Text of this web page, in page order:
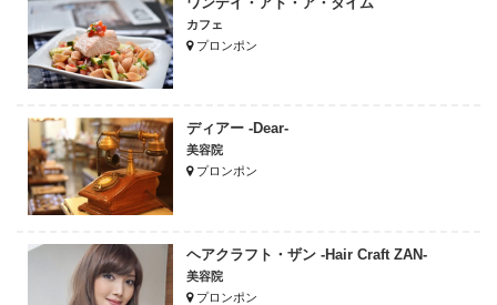
カフェ
プロンポン
ディアー -Dear-
美容院
プロンポン
ヘアクラフト・ザン -Hair Craft ZAN-
美容院
プロンポン